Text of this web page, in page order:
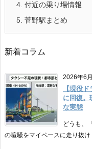
4. 付近の乗り場情報
5. 菅野駅まとめ
新着コラム
2026年6
【現役
に回復。
な実態
どうも、
の喧騒をマイペースに走り抜け